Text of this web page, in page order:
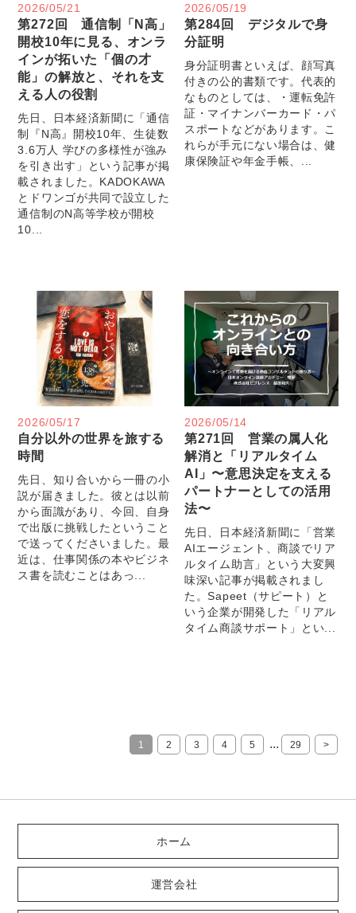
2026/05/21
第272回 通信制「N高」
開校10年に見る、オンラ
インが拓いた「個の才
能」の解放と、それを支
える人の役割
先日、日本経済新聞に「通信
制『N高』開校10年、生徒数
3.6万人 学びの多様性が強み
を引き出す」という記事が掲
載されました。KADOKAWA
とドワンゴが共同で設立した
通信制のN高等学校が開校
10...
2026/05/19
第284回 デジタルで身
分証明
身分証明書といえば、顔写真
付きの公的書類です。代表的
なものとしては、・運転免許
証・マイナンバーカード・パ
スポートなどがあります。こ
れらが手元にない場合は、健
康保険証や年金手帳、...
2026/05/17
自分以外の世界を旅する
時間
先日、知り合いから一冊の小
説が届きました。彼とは以前
から面識があり、今回、自身
で出版に挑戦したということ
で送ってくださいました。最
近は、仕事関係の本やビジネ
ス書を読むことはあっ...
2026/05/14
第271回 営業の属人化
解消と「リアルタイム
AI」〜意思決定を支える
パートナーとしての活用
法〜
先日、日本経済新聞に「営業
AIエージェント、商談でリア
ルタイム助言」という大変興
味深い記事が掲載されまし
た。Sapeet（サピート）と
いう企業が開発した「リアル
タイム商談サポート」とい...
1 2 3 4 5 ... 29 >
ホーム
運営会社